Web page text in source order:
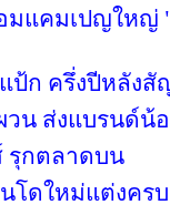
แคมเปญใหญ่
แป้ก ครึ่งปีหลั
น ส่งแบรนด์น้
รุกตลาดบน
โดใหม่แต่งคร